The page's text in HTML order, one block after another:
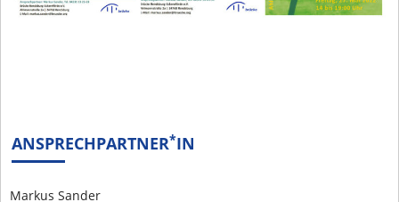
ANSPRECHPARTNER*IN
Markus Sander